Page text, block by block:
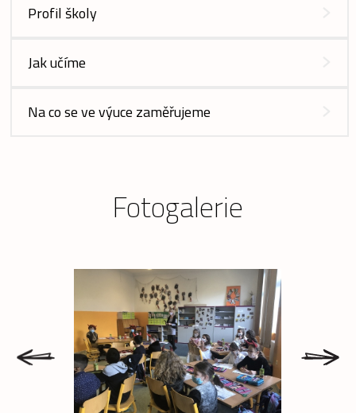
Profil školy
Jak učíme
Na co se ve výuce zaměřujeme
Fotogalerie